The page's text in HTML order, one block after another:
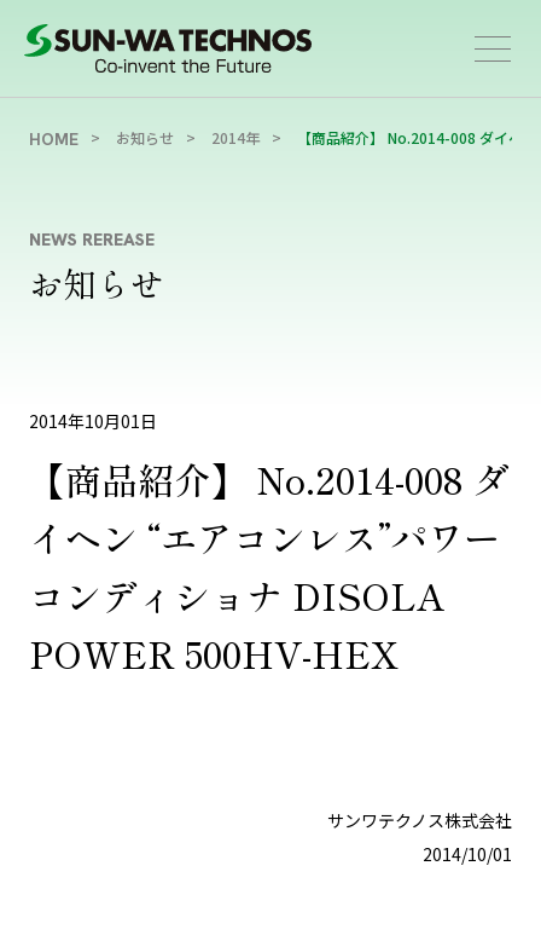
HOME お知らせ 2014年 【商品紹介】 No.2014-008 ダイヘ
NEWS REREASE
お知らせ
2014年10月01日
【商品紹介】 No.2014-008 ダ
イヘン “エアコンレス”パワー
コンディショナ DISOLA
POWER 500HV-HEX
サンワテクノス株式会社
2014/10/01